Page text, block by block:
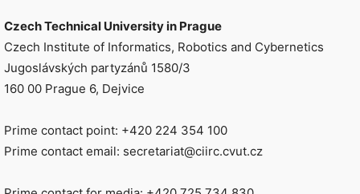
Czech Technical University in Prague
Czech Institute of Informatics, Robotics and Cybernetics
Jugoslávských partyzánů 1580/3
160 00 Prague 6, Dejvice
Prime contact point: +420 224 354 100
Prime contact email: secretariat@ciirc.cvut.cz